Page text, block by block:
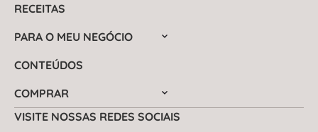
RECEITAS
PARA O MEU NEGÓCIO
CONTEÚDOS
COMPRAR
VISITE NOSSAS REDES SOCIAIS